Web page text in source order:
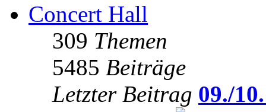
Concert Hall
309 Themen
5485 Beiträge
Letzter Beitrag 09./